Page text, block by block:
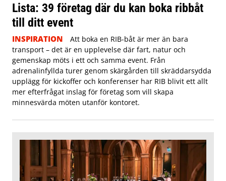
Lista: 39 företag där du kan boka ribbåt
till ditt event
INSPIRATION
Att boka en RIB-båt är mer än bara
transport – det är en upplevelse där fart, natur och
gemenskap möts i ett och samma event. Från
adrenalinfyllda turer genom skärgården till skräddarsydda
upplägg för kickoffer och konferenser har RIB blivit ett allt
mer efterfrågat inslag för företag som vill skapa
minnesvärda möten utanför kontoret.